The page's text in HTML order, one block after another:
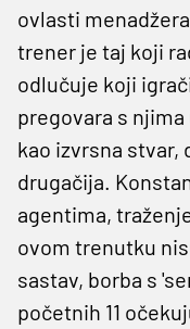
ovlasti
trener je taj koji
odlučuje koji
pregovara s
kao izvrsna stvar,
drugačija.
agentima,
ovom trenutku
sastav, borba s
početnih 11